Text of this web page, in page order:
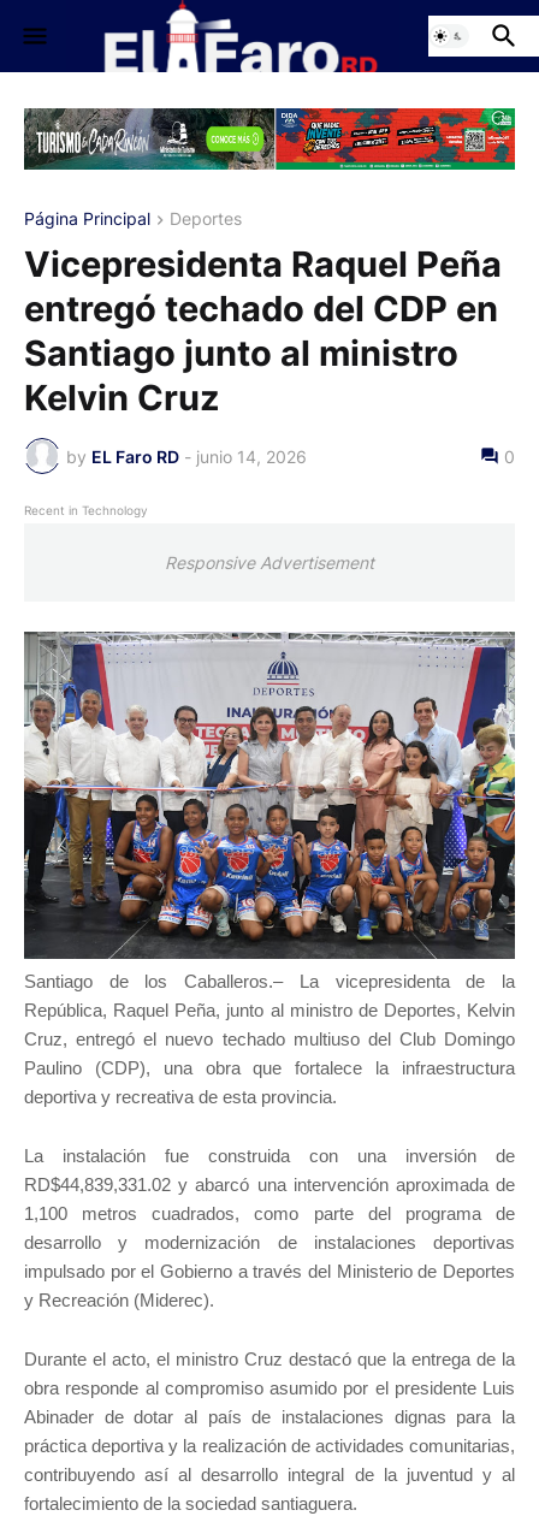
Página Principal Deportes
Vicepresidenta Raquel Peña
entregó techado del CDP en
Santiago junto al ministro
Kelvin Cruz
by EL Faro RD - junio 14, 2026 0
Recent in Technology
Responsive Advertisement
Santiago de los Caballeros.– La vicepresidenta de la
República, Raquel Peña, junto al ministro de Deportes, Kelvin
Cruz, entregó el nuevo techado multiuso del Club Domingo
Paulino (CDP), una obra que fortalece la infraestructura
deportiva y recreativa de esta provincia.
La instalación fue construida con una inversión de
RD$44,839,331.02 y abarcó una intervención aproximada de
1,100 metros cuadrados, como parte del programa de
desarrollo y modernización de instalaciones deportivas
impulsado por el Gobierno a través del Ministerio de Deportes
y Recreación (Miderec).
Durante el acto, el ministro Cruz destacó que la entrega de la
obra responde al compromiso asumido por el presidente Luis
Abinader de dotar al país de instalaciones dignas para la
práctica deportiva y la realización de actividades comunitarias,
contribuyendo así al desarrollo integral de la juventud y al
fortalecimiento de la sociedad santiaguera.